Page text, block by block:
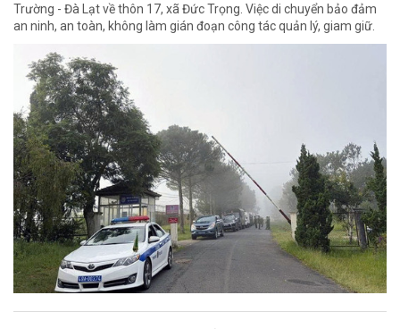
Trường - Đà Lạt về thôn 17, xã Đức Trọng. Việc di chuyển bảo đảm
an ninh, an toàn, không làm gián đoạn công tác quản lý, giam giữ.